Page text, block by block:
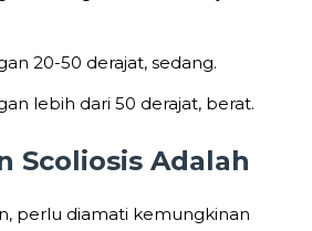
20-50 derajat, sedang.
lebih dari 50 derajat, berat.
Scoliosis Adalah
perlu diamati kemungkinan